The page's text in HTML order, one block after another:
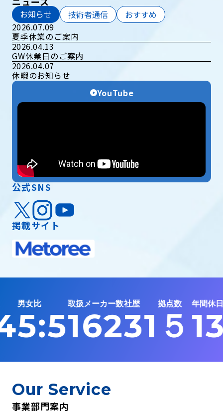
お知らせ 技術者通信
おすすめ
2026.07.09
夏季休業のご案内
2026.04.13
GW休業日のご案内
2026.04.07
休暇のお知らせ
YouTube
公式SNS
掲載サイト
取扱メーカー数
162
社歴
31
拠点数
５
年間休日数
134
Our Service
事業部門案内